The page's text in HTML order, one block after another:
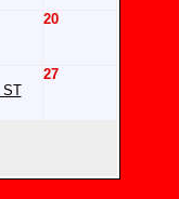
20
ST
27